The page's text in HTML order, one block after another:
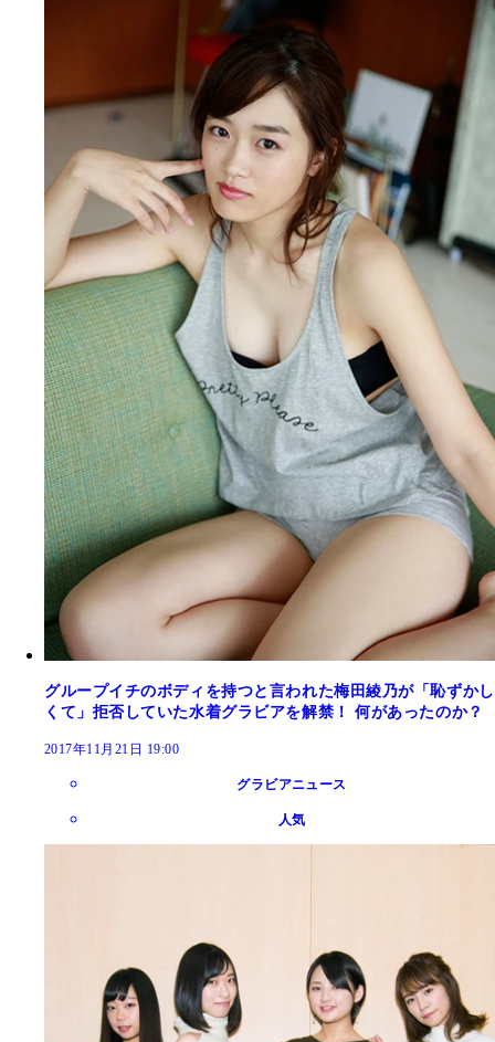
グループイチのボディを持つと言われた梅田綾乃が「恥ずかし
くて」拒否していた水着グラビアを解禁！ 何があったのか？
2017年11月21日 19:00
グラビアニュース
人気